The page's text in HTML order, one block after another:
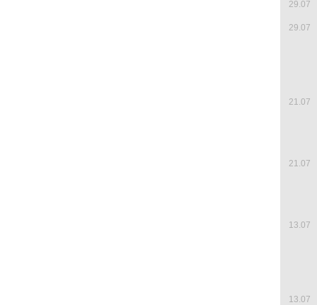
29.07
29.07
21.07
21.07
13.07
13.07